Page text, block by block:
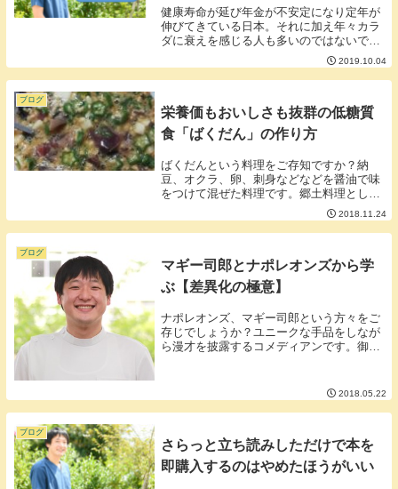
健康寿命が延び年金が不安定になり定年が
伸びてきている日本。それに加え年々カラ
ダに衰えを感じる人も多いのではないでし
ょうか？■あなたのその仕事は何歳まで続
けられますか？定年が伸びる一方肉体労働
や夜間労働など年齢を重ねると続けること
2019.10.04
ブログ
栄養価もおいしさも抜群の低糖質
食「ばくだん」の作り方
ばくだんという料理をご存知ですか？納
豆、オクラ、卵、刺身などなどを醤油で味
をつけて混ぜた料理です。郷土料理として
日本各地にそれぞれ違った「ばくだん」の
レシピがあるそうです。ばくだんほど簡単
でおいしく健康に良い料理を私は知りませ
2018.11.24
ブログ
マギー司郎とナポレオンズから学
ぶ【差異化の極意】
ナポレオンズ、マギー司郎という方々をご
存じでしょうか？ユニークな手品をしなが
ら漫才を披露するコメディアンです。御両
品は、いかにタネも仕掛けもなく不思議に
見せるかが基...
2018.05.22
ブログ
さらっと立ち読みしただけで本を
即購入するのはやめたほうがいい